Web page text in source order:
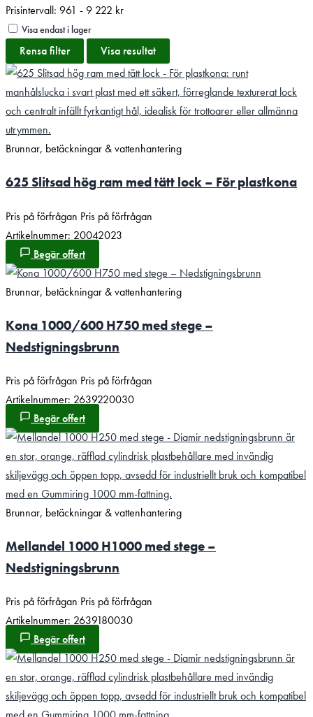
Prisintervall: 961 - 9 222 kr
Visa endast i lager
Rensa filter Visa resultat
Brunnar, betäckningar & vattenhantering
625 Slitsad hög ram med tätt lock – För plastkona
Pris på förfrågan Pris på förfrågan
Artikelnummer: 20042023
Begär offert
Brunnar, betäckningar & vattenhantering
Kona 1000/600 H750 med stege –
Nedstigningsbrunn
Pris på förfrågan Pris på förfrågan
Artikelnummer: 2639220030
Begär offert
Brunnar, betäckningar & vattenhantering
Mellandel 1000 H1000 med stege –
Nedstigningsbrunn
Pris på förfrågan Pris på förfrågan
Artikelnummer: 2639180030
Begär offert